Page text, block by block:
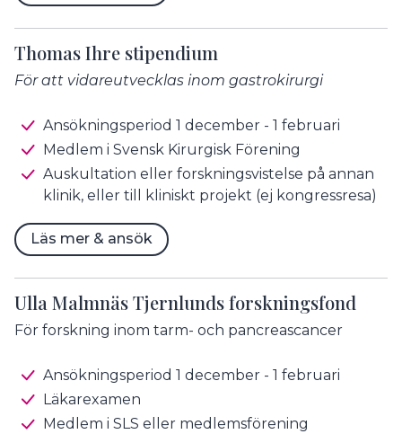
Thomas Ihre stipendium
För att vidareutvecklas inom gastrokirurgi
Ansökningsperiod 1 december - 1 februari
Medlem i Svensk Kirurgisk Förening
Auskultation eller forskningsvistelse på annan
klinik, eller till kliniskt projekt (ej kongressresa)
Läs mer & ansök
Ulla Malmnäs Tjernlunds forskningsfond
För forskning inom tarm- och pancreascancer
Ansökningsperiod 1 december - 1 februari
Läkarexamen
Medlem i SLS eller medlemsförening